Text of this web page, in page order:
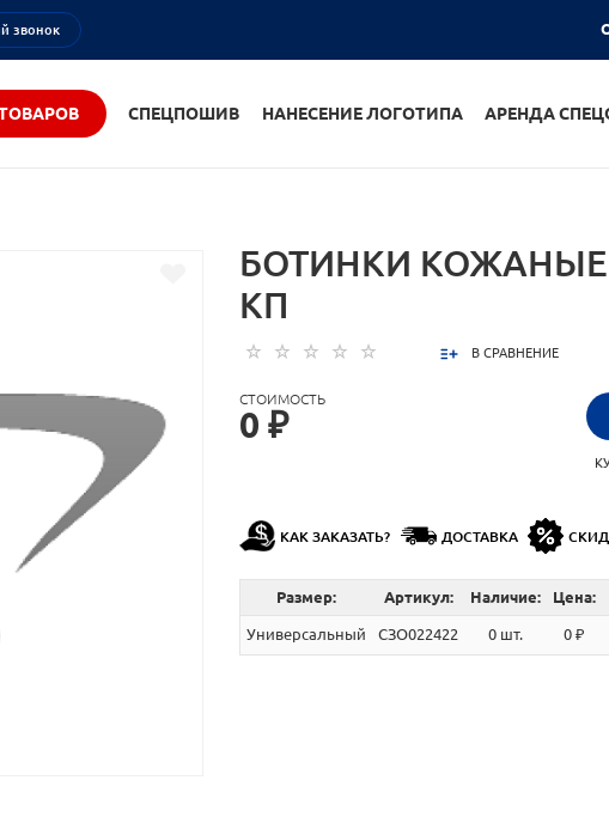
звонок
СПЕЦПОШИВ НАНЕСЕНИЕ ЛОГОТИПА АРЕНДА
БОТИНКИ КОЖАНЫЕ
КП
В СРАВНЕНИЕ
СТОИМОСТЬ
0 ₽
КАК ЗАКАЗАТЬ? ДОСТАВКА
Размер: Артикул: Наличие: Цена:
Универсальный СЗО022422 0 шт. 0 ₽